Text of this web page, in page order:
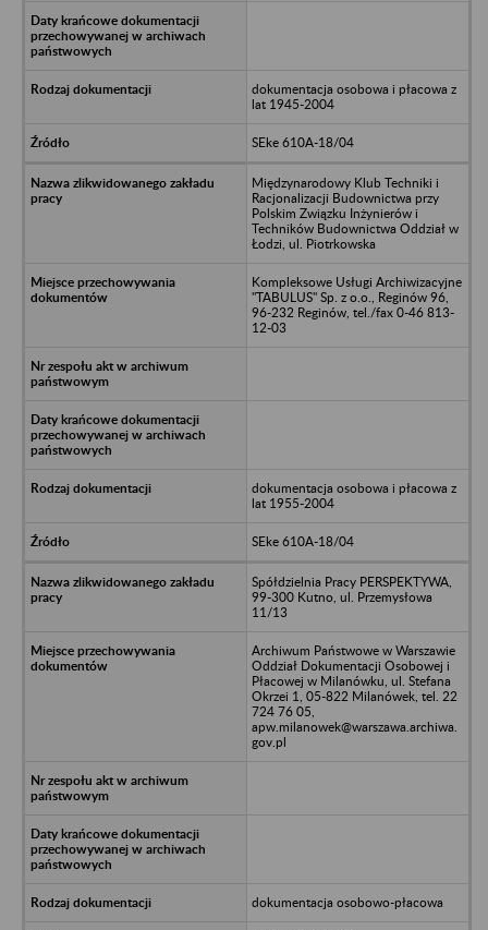
dokumentacja osobowa i płacowa z
lat 1945-2004
SEke 610A-18/04
Międzynarodowy Klub Techniki i
Racjonalizacji Budownictwa przy
Polskim Związku Inżynierów i
Techników Budownictwa Oddział w
Łodzi, ul. Piotrkowska
Kompleksowe Usługi Archiwizacyjne
"TABULUS" Sp. z o.o., Reginów 96,
96-232 Reginów, tel./fax 0-46 813-
12-03
dokumentacja osobowa i płacowa z
lat 1955-2004
SEke 610A-18/04
Spółdzielnia Pracy PERSPEKTYWA,
99-300 Kutno, ul. Przemysłowa
11/13
Archiwum Państwowe w Warszawie
Oddział Dokumentacji Osobowej i
Płacowej w Milanówku, ul. Stefana
Okrzei 1, 05-822 Milanówek, tel. 22
724 76 05,
apw.milanowek@warszawa.archiwa.
gov.pl
dokumentacja osobowo-płacowa